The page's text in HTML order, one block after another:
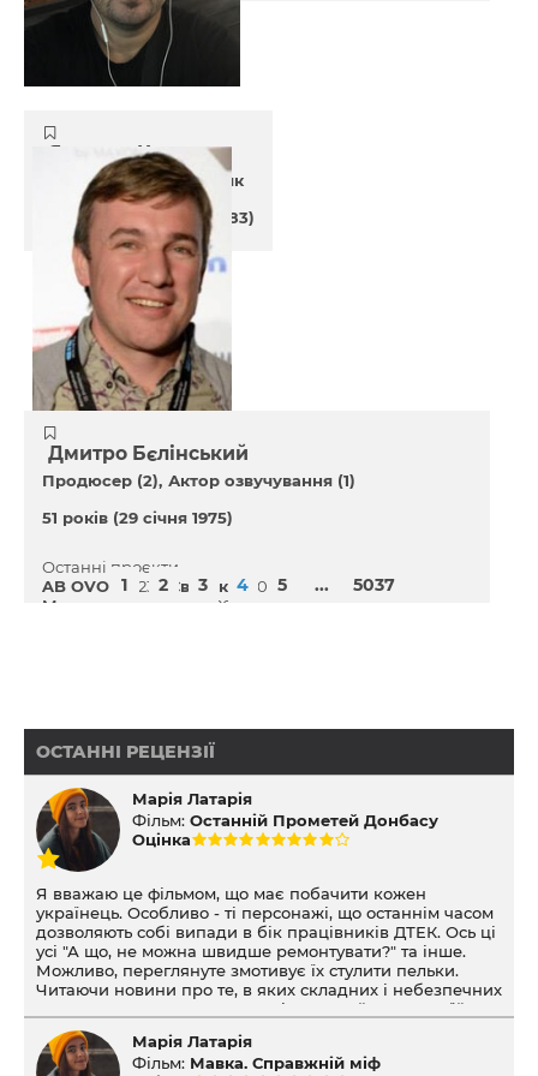
Ярослав Кергет
Оператор-постановник
43 років
(25 червня 1983)
Дмитро Бєлінський
Продюсер (2) Актор озвучування (1)
51 років (29 січня 1975)
Останні проекти
AB OVO
(2023) Сватики(2016)
Микита Кожум'яка
(2016)
1 2 3 4 5 ... 5037
ОСТАННІ РЕЦЕНЗІЇ
Марія Латарія
Фільм: Останній Прометей Донбасу
Оцінка
Я вважаю це фільмом, що має побачити кожен
українець. Особливо - ті персонажі, що останнім часом
дозволяють собі випади в бік працівників ДТЕК. Ось ці
усі "А що, не можна швидше ремонтувати?" та інше.
Можливо, переглянуте змотивує їх стулити пельки.
Читаючи новини про те, в яких складних і небезпечних
умовах вони працюють, на які жертви йдуть, у твоїй
голові складається одна картинка. Але після перегляду
"Останнього Прометея Донбасу" туди додається стільки
барв і деталей, що й осягнути складно.
Марія Латарія
Фільм: Мавка. Справжній міф